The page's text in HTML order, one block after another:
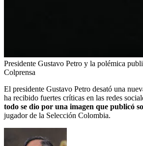
Presidente Gustavo Petro y la polémica
Colprensa
El presidente Gustavo Petro desató una
ha recibido fuertes críticas en las redes
todo se dio por una imagen que publicó
jugador de la Selección Colombia.